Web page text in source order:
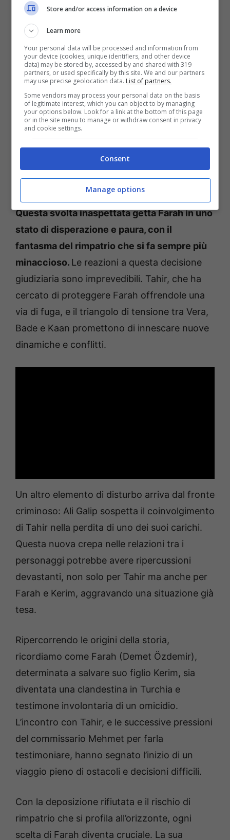
Farah rifiuta, determinata a proteggere Kerim
maggiormente collaborando con la polizia.
destino di Farah pende ora da un filo sottile.
La scoperta del procuratore riguardo alla sua
situazione di clandestinità e al figlio malato
mette in dubbio la sua affidabilità come
testimone. Il fatto che le cure di Kerim siano
finanziate dalla famiglia Akinci complica
ulteriormente la situazione, portando al rifiuto
della sua deposizione.
Questa svolta inaspettata getta Farah in uno
stato di disperazione e paura, con il
fantasma del rimpatrio che si fa sempre più
minaccioso. Le reazioni a questa decisione
giudiziaria sono imprevedibili. Tahir, che ha
cercato di proteggere Farah offrendole una
via di fuga, e il triangolo di tensione tra Vera,
Bade e Kaan promettono di innescare nuove
dinamiche e conflitti.
Un altro elemento di disturbo arriva dal fronte
criminoso: Ali Galip sospetta il coinvolgimento
di Tahir nella perdita di uno dei suoi carichi.
Questa nuova crepa nelle relazioni tra i
personaggi potrebbe avere ripercussioni
devastanti, non solo per Tahir ma anche per
Farah e Kerim, aggravando una situazione già
tesa.
Ripercorrendo le origini della storia,
ricordiamo come Farah (Demet Özdemir),
determinata a salvare suo figlio Kerim, sia
diventata una clandestina in Turchia e
testimone involontaria di un omicidio.
L’incontro con Tahir, e le successive pressioni
del commissario Mehmet per farla
testimoniare, hanno segnato l’inizio di un
viaggio pieno di ostacoli e decisioni difficili.
Con la deposizione rifiutata e il rischio di
rimpatrio che si profila all’orizzonte, ogni
scelta di Farah diventa cruciale. La sua
Store and/or access information on a device
Learn more
Your personal data will be processed and information from
your device (cookies, unique identifiers, and other device
data) may be stored by, accessed by and shared with 319
partners, or used specifically by this site. We and our partners
may use precise geolocation data. List of partners.
Some vendors may process your personal data on the basis
of legitimate interest, which you can object to by managing
your options below. Look for a link at the bottom of this page
or in the site menu to manage or withdraw consent in privacy
and cookie settings.
Consent
Manage options